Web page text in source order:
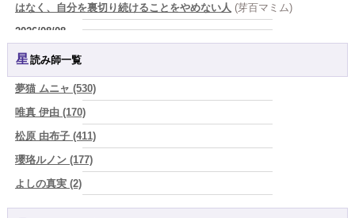
はなく、自分を裏切り続けることをやめない人 (芽百マミム)
2026/08/08
生きづらさと恋愛の悩みを繰り返すあなたへ (紅月Luru)
真寿の開運Cooking 鮭が教えてくれた、"積み重ねた先にある豊か
(プラタ 真寿)
『頑張って好かれる』を やめてみました。届いた 一通のメッセー
ジ。 (プラタ 真寿)
2026/08/07
2026年8月8日 甲寅――自分の軸を持ちながら、世界と対話する日
ぐり)
星読み師一覧
夢猫 ムニャ (530)
唯真 伊由 (170)
松原 由布子 (411)
瓔珞ルノン (177)
よしの真実 (2)
YOSHIKI (58)